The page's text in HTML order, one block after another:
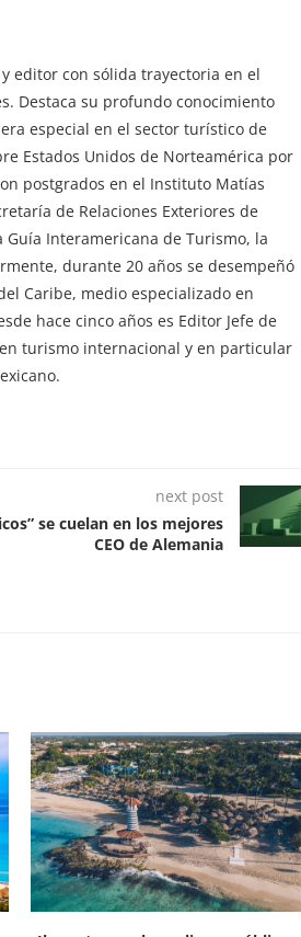
editor con sólida trayectoria en el
Destaca su profundo conocimiento
especial en el sector turístico de
Estados Unidos de Norteamérica por
postgrados en el Instituto Matías
de Relaciones Exteriores de
Interamericana de Turismo, la
durante 20 años se desempeñó
Caribe, medio especializado en
hace cinco años es Editor Jefe de
turismo internacional y en particular
next post
se cuelan en los mejores
CEO de Alemania